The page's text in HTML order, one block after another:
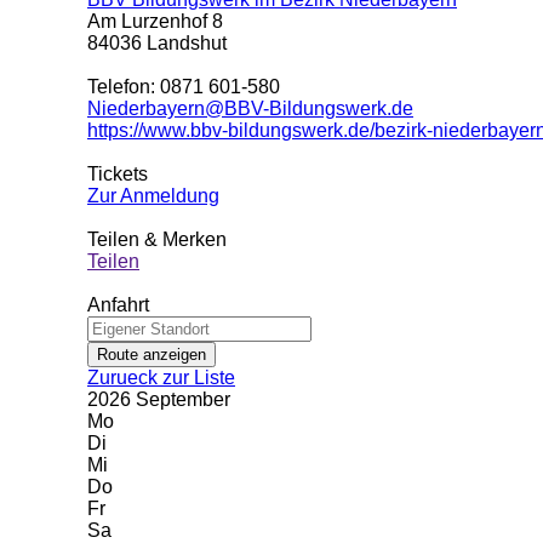
Am Lurzenhof 8
84036 Landshut
Telefon: 0871 601-580
Niederbayern@BBV-Bildungswerk.de
https://www.bbv-bildungswerk.de/bezirk-
Tickets
Zur Anmeldung
Teilen & Merken
Teilen
Anfahrt
+
−
Zurueck zur Liste
2026 September
Mo
Di
Mi
Do
Fr
Sa